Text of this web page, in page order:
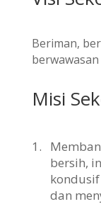
Beriman,
Misi
1.
bersih,
dan